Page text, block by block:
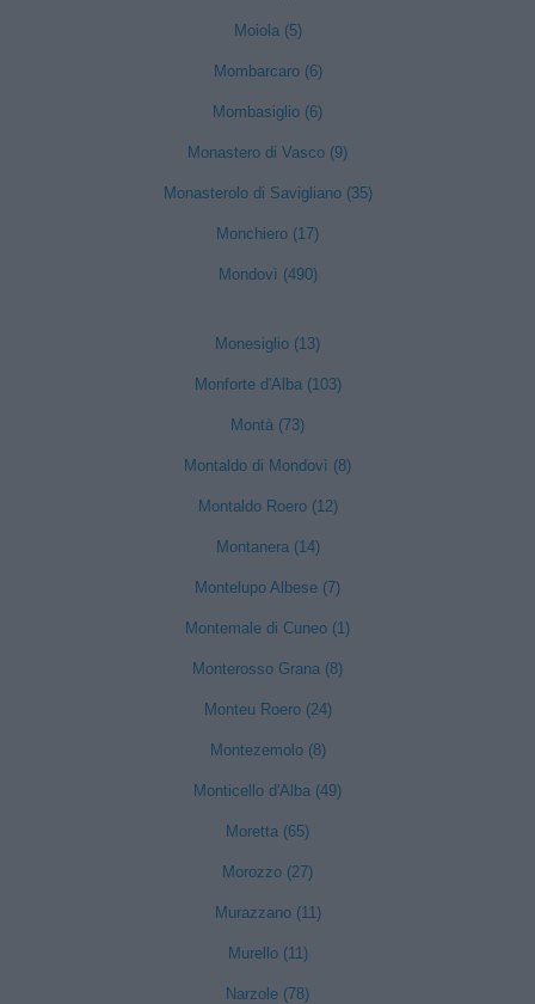
Moiola (5)
Mombarcaro (6)
Mombasiglio (6)
Monastero di Vasco (9)
Monasterolo di Savigliano (35)
Monchiero (17)
Mondovì (490)
Monesiglio (13)
Monforte d'Alba (103)
Montà (73)
Montaldo di Mondovì (8)
Montaldo Roero (12)
Montanera (14)
Montelupo Albese (7)
Montemale di Cuneo (1)
Monterosso Grana (8)
Monteu Roero (24)
Montezemolo (8)
Monticello d'Alba (49)
Moretta (65)
Morozzo (27)
Murazzano (11)
Murello (11)
Narzole (78)